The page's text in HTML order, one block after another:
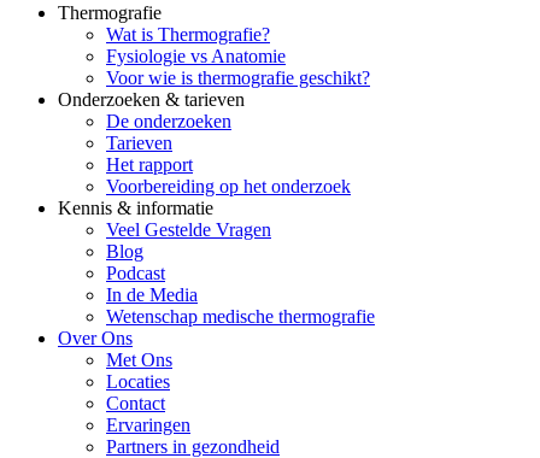
Thermografie
Wat is Thermografie?
Fysiologie vs Anatomie
Voor wie is thermografie geschikt?
Onderzoeken & tarieven
De onderzoeken
Tarieven
Het rapport
Voorbereiding op het onderzoek
Kennis & informatie
Veel Gestelde Vragen
Blog
Podcast
In de Media
Wetenschap medische thermografie
Over Ons
Met Ons
Locaties
Contact
Ervaringen
Partners in gezondheid